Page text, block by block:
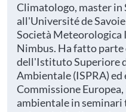
Climatologo, master in
all'Université de
Società Meteorologica
Nimbus. Ha fatto
dell'Istituto Superiore
Ambientale (ISPRA)
Commissione
ambientale in seminari